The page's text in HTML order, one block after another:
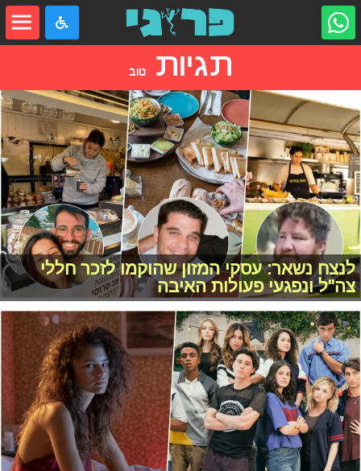
תגיותטוב
לנצח נשאר: עסקי המזון שהוקמו לזכר חללי
צה"ל ונפגעי פעולות האיבה